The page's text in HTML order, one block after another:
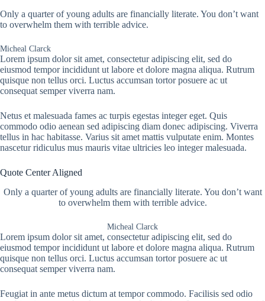
Only a quarter of young adults are financially literate. You don’t want
to overwhelm them with terrible advice.
Micheal Clarck
Lorem ipsum dolor sit amet, consectetur adipiscing elit, sed do
eiusmod tempor incididunt ut labore et dolore magna aliqua. Rutrum
quisque non tellus orci. Luctus accumsan tortor posuere ac ut
consequat semper viverra nam.
Netus et malesuada fames ac turpis egestas integer eget. Quis
commodo odio aenean sed adipiscing diam donec adipiscing. Viverra
tellus in hac habitasse. Varius sit amet mattis vulputate enim. Montes
nascetur ridiculus mus mauris vitae ultricies leo integer malesuada.
Quote Center Aligned
Only a quarter of young adults are financially literate. You don’t want
to overwhelm them with terrible advice.
Micheal Clarck
Lorem ipsum dolor sit amet, consectetur adipiscing elit, sed do
eiusmod tempor incididunt ut labore et dolore magna aliqua. Rutrum
quisque non tellus orci. Luctus accumsan tortor posuere ac ut
consequat semper viverra nam.
Feugiat in ante metus dictum at tempor commodo. Facilisis sed odio